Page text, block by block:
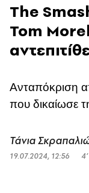
The
Tom
Ανταπόκριση
που δικαίωσε
Τάνια
19.07.2024, 12:56